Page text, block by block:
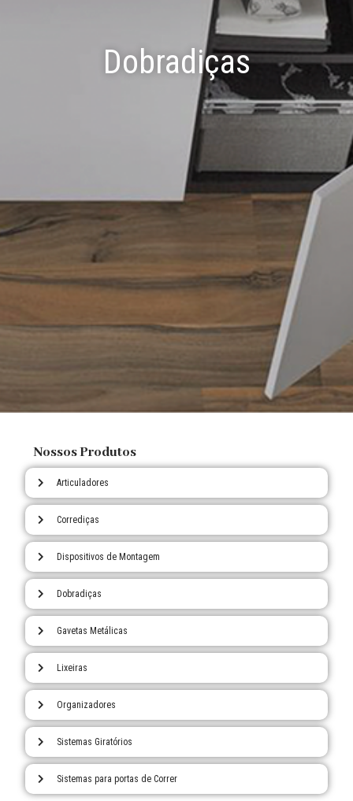
Dobradiças
Nossos Produtos
Articuladores
Corrediças
Dispositivos de Montagem
Dobradiças
Gavetas Metálicas
Lixeiras
Organizadores
Sistemas Giratórios
Sistemas para portas de Correr